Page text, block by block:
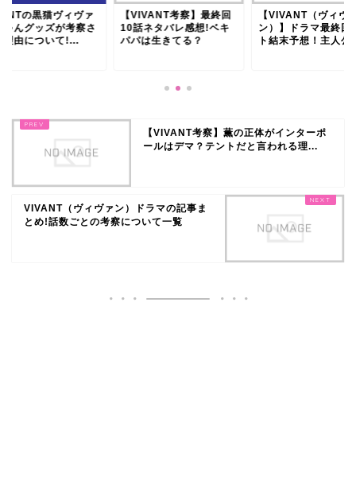
考察】最終回
ネタバレ感想!ベキ
は生きてる？
【VIVANT（ヴィヴァ
ン）】ドラマ最終回ラス
ト結末予想！主人公が...
VIVANTの黒猫ヴィ
ンちゃんグッズが考
れる理由について!...
【VIVANT考察】薫の正体がインターポ
ールはデマ？テントだと言われる理...
VIVANT（ヴィヴァン）ドラマの記事ま
とめ!話数ごとの考察について一覧